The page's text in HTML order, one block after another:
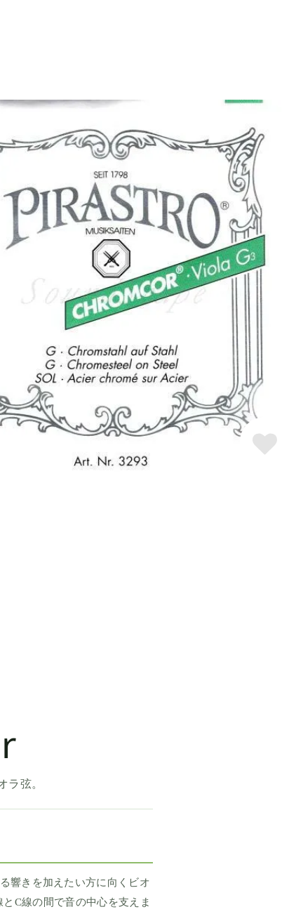
ラ弦。
響きを加えたい方に向くビオ
C線の間で音の中心を支えま